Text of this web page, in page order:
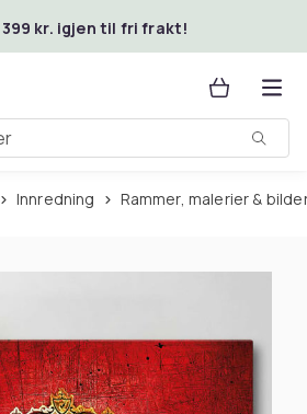
399 kr. igjen til fri frakt!
Innredning Rammer, malerier &